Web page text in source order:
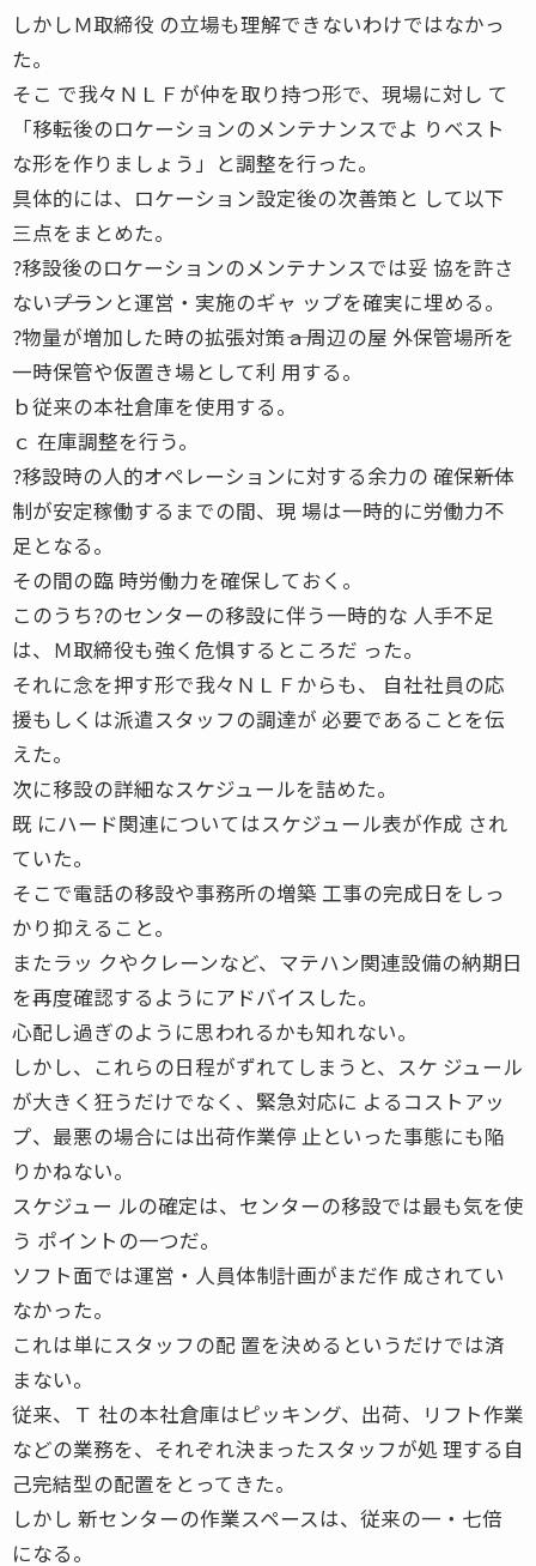
しかしＭ取締役 の立場も理解できないわけではなかっ
た。
そこ で我々ＮＬＦが仲を取り持つ形で、現場に対し て
「移転後のロケーションのメンテナンスでよ りベスト
な形を作りましょう」と調整を行った。
具体的には、ロケーション設定後の次善策と して以下
三点をまとめた。
?移設後のロケーションのメンテナンスでは妥 協を許さ
ない――プランと運営・実施のギャ ップを確実に埋める。
?物量が増加した時の拡張対策――ａ周辺の屋 外保管場所を
一時保管や仮置き場として利 用する。
ｂ従来の本社倉庫を使用する。
ｃ 在庫調整を行う。
?移設時の人的オペレーションに対する余力の 確保――新体
制が安定稼働するまでの間、現 場は一時的に労働力不
足となる。
その間の臨 時労働力を確保しておく。
このうち?のセンターの移設に伴う一時的な 人手不足
は、Ｍ取締役も強く危惧するところだ った。
それに念を押す形で我々ＮＬＦからも、 自社社員の応
援もしくは派遣スタッフの調達が 必要であることを伝
えた。
次に移設の詳細なスケジュールを詰めた。
既 にハード関連についてはスケジュール表が作成 され
ていた。
そこで電話の移設や事務所の増築 工事の完成日をしっ
かり抑えること。
またラッ クやクレーンなど、マテハン関連設備の納期日
を再度確認するようにアドバイスした。
心配し過ぎのように思われるかも知れない。
しかし、これらの日程がずれてしまうと、スケ ジュール
が大きく狂うだけでなく、緊急対応に よるコストアッ
プ、最悪の場合には出荷作業停 止といった事態にも陥
りかねない。
スケジュー ルの確定は、センターの移設では最も気を使
う ポイントの一つだ。
ソフト面では運営・人員体制計画がまだ作 成されてい
なかった。
これは単にスタッフの配 置を決めるというだけでは済
まない。
従来、Ｔ 社の本社倉庫はピッキング、出荷、リフト作業
などの業務を、それぞれ決まったスタッフが処 理する自
己完結型の配置をとってきた。
しかし 新センターの作業スペースは、従来の一・七倍
になる。